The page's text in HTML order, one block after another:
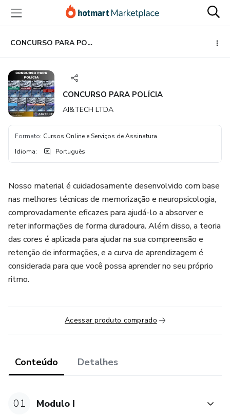
para
conteúdo
principal
para
pagamento
para
rodapé
CONCURSO PARA POLÍCIA
CONCURSO PARA POLÍCIA
AI&TECH LTDA
Formato: Cursos Online e Serviços de Assinatura
Idioma: Português
Nosso material é cuidadosamente desenvolvido com base
nas melhores técnicas de memorização e neuropsicologia,
comprovadamente eficazes para ajudá-lo a absorver e
reter informações de forma duradoura. Além disso, a teoria
das cores é aplicada para ajudar na sua compreensão e
retenção de informações, e a curva de aprendizagem é
considerada para que você possa aprender no seu próprio
ritmo.
Acessar produto comprado
Conteúdo Detalhes
01 Modulo I